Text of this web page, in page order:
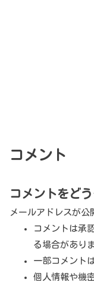
コメント
コメントをど
メールアドレスが公
コメントは承
る場合があり
一部コメント
個人情報や機